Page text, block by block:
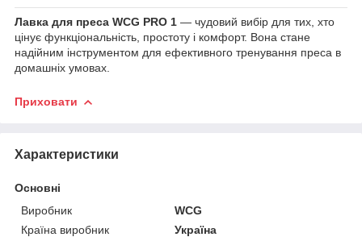
Лавка для преса WCG PRO 1 — чудовий вибір для тих, хто
цінує функціональність, простоту і комфорт. Вона стане
надійним інструментом для ефективного тренування преса в
домашніх умовах.
Приховати
Характеристики
Основні
Виробник
WCG
Країна виробник
Україна